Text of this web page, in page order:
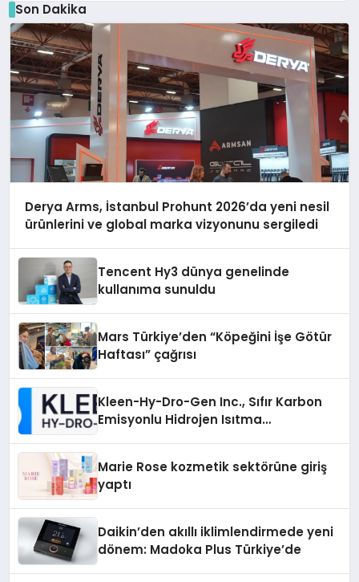
Son Dakika
Derya Arms, İstanbul Prohunt 2026’da yeni nesil
ürünlerini ve global marka vizyonunu sergiledi
Tencent Hy3 dünya genelinde
kullanıma sunuldu
Mars Türkiye’den “Köpeğini İşe Götür
Haftası” çağrısı
Kleen-Hy-Dro-Gen Inc., Sıfır Karbon
Emisyonlu Hidrojen Isıtma
Marie Rose kozmetik sektörüne giriş
yaptı
Daikin’den akıllı iklimlendirmede yeni
dönem: Madoka Plus Türkiye’de